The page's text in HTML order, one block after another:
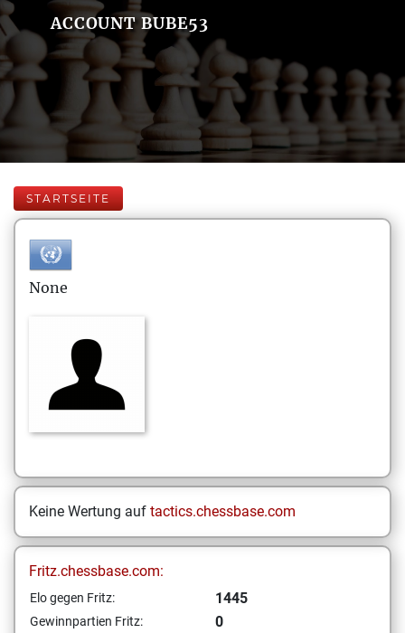
ACCOUNT BUBE53
STARTSEITE
None
Keine Wertung auf tactics.chessbase.com
Fritz.chessbase.com:
Elo gegen Fritz: 1445
Gewinnpartien Fritz: 0